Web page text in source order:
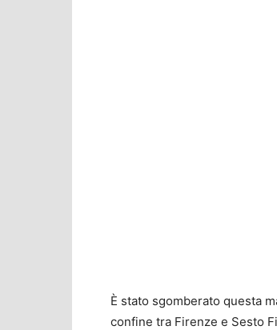
È stato sgomberato questa
confine tra Firenze e Sesto